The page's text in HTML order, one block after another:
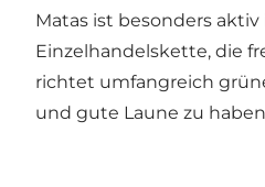
Matas ist besonders
Einzelhandelskette, die
richtet umfangreich
und gute Laune zu